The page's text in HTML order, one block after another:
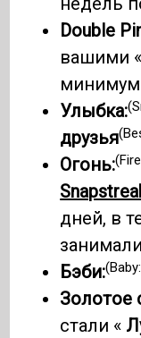
Double
вашими «
минимум
Улыбка:
друзья
Огонь:
дней, в
Бэби:
Золотое
стали «